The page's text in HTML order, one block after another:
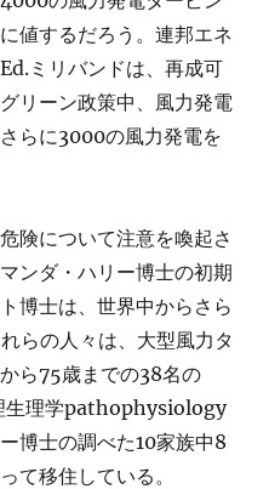
値するだろう。連邦エネ
ミリバンドは、再成可
リーン政策中、風力発電
らに3000の風力発電を
険について注意を喚起さ
ンダ・ハリー博士の初期
博士は、世界中からさら
らの人々は、大型風力タ
ら75歳までの38名の
生理学pathophysiology
博士の調べた10家族中8
て移住している。